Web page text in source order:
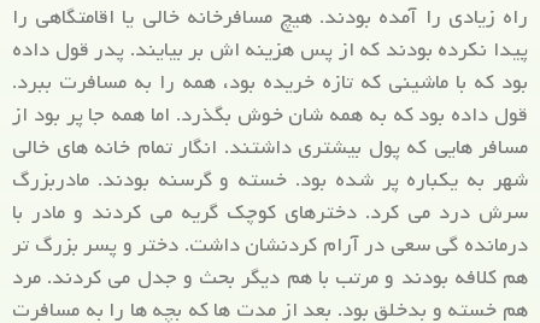
راه زیادی را آمده بودند. هیچ مسافرخانه خالی یا اقامتگاهی را
پیدا نکرده بودند که از پس هزینه اش بر بیایند. پدر قول داده
بود که با ماشینی که تازه خریده بود، همه را به مسافرت ببرد.
قول داده بود که به همه شان خوش بگذرد. اما همه جا پر بود از
مسافر هایی که پول بیشتری داشتند. انگار تمام خانه های خالی
شهر به یکباره پر شده بود. خسته و گرسنه بودند. مادربزرگ
سرش درد می کرد. دخترهای کوچک گریه می کردند و مادر با
درمانده گی سعی در آرام کردنشان داشت. دختر و پسر بزرگ تر
هم کلافه بودند و مرتب با هم دیگر بحث و جدل می کردند. مرد
هم خسته و بدخلق بود. بعد از مدت ها که بچه ها را به مسافرت